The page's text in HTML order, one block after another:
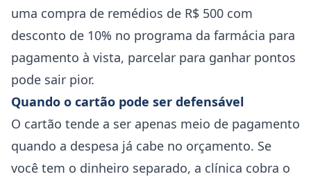
uma compra de remédios de R$ 500 com
desconto de 10% no programa da farmácia para
pagamento à vista, parcelar para ganhar pontos
pode sair pior.
Quando o cartão pode ser defensável
O cartão tende a ser apenas meio de pagamento
quando a despesa já cabe no orçamento. Se
você tem o dinheiro separado, a clínica cobra o